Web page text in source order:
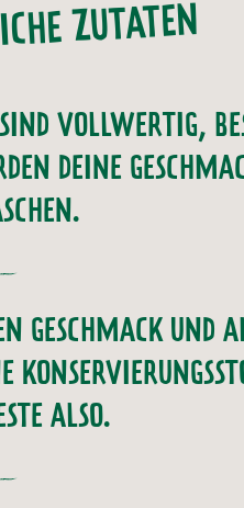
ZUTATEN
VOLLWERTIG,
DEINE
GESCHMACK UND
ALSO.